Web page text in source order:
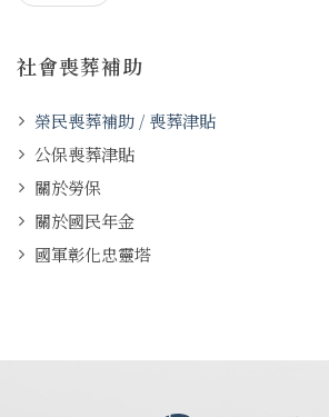
社會喪葬補助
榮民喪葬補助 / 喪葬津貼
公保喪葬津貼
關於勞保
關於國民年金
國軍彰化忠靈塔